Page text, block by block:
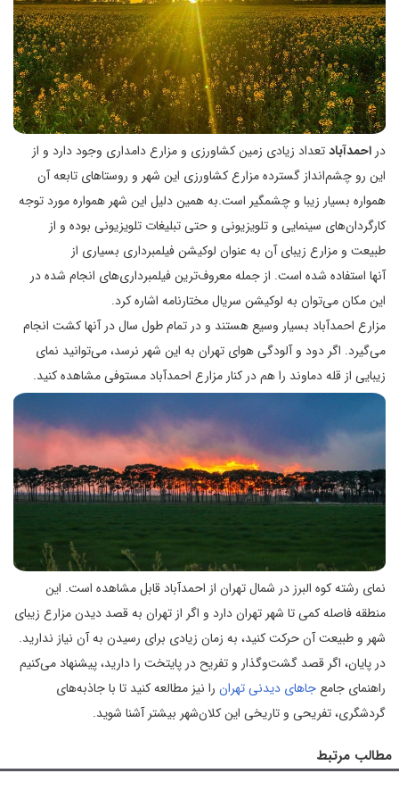
در احمدآبادتعداد زیادی زمین کشاورزی و مزارع دامداری وجود دارد و از
این رو چشم‌انداز گسترده مزارع کشاورزی این شهر و روستاهای تابعه آن
همواره بسیار زیبا و چشمگیر است.به همین دلیل این شهر همواره مورد توجه
کارگردان‌های سینمایی و تلویزیونی و حتی تبلیغات تلویزیونی بوده و از
طبیعت و مزارع زیبای آن به عنوان لوکیشن فیلمبرداری بسیاری از
آنها استفاده شده است. از جمله معروف‌ترین فیلمبرداری‌های انجام شده در
این مکان می‌توان به لوکیشن سریال مختارنامه اشاره کرد.
مزارع احمدآباد بسیار وسیع هستند و در تمام طول سال در آنها کشت انجام
می‌گیرد. اگر دود و آلودگی هوای تهران به این شهر نرسد، می‌توانید نمای
زیبایی از قله دماوند را هم در کنار مزارع احمدآباد مستوفی مشاهده کنید.
نمای رشته کوه البرز در شمال تهران از احمدآباد قابل مشاهده است. این
منطقه فاصله کمی تا شهر تهران دارد و اگر از تهران به قصد دیدن مزارع زیبای
شهر و طبیعت آن حرکت کنید، به زمان زیادی برای رسیدن به آن نیاز ندارید.
در پایان، اگر قصد گشت‌وگذار و تفریح در پایتخت را دارید، پیشنهاد می‌کنیم
راهنمای جامعجاهای دیدنی تهران را نیز مطالعه کنید تا با جاذبه‌های
گردشگری، تفریحی و تاریخی این کلان‌شهر بیشتر آشنا شوید.
مطالب مرتبط